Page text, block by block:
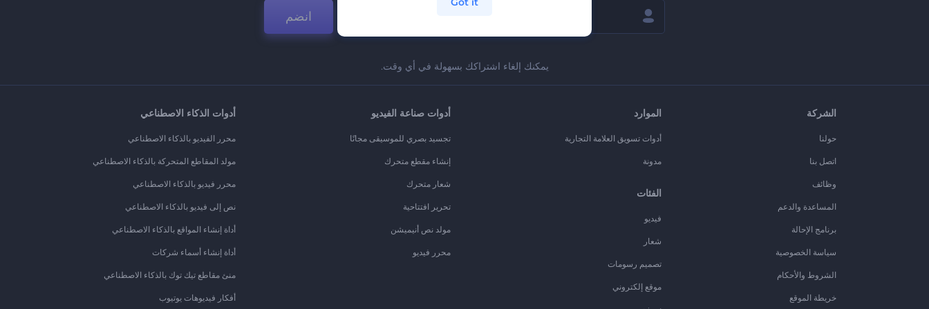
انضم
يمكنك إلغاء اشتراكك بسهولة في أي وقت.
الشركة
حولنا
اتصل بنا
وظائف
المساعدة والدعم
برنامج الإحالة
سياسة الخصوصية
الشروط والأحكام
خريطة الموقع
الموارد
أدوات تسويق العلامة التجارية
مدونة
الفئات
فيديو
شعار
تصميم رسومات
موقع إلكتروني
أدوات صناعة الفيديو
تجسيد بصري للموسيقى مجانًا
إنشاء مقطع متحرك
شعار متحرك
تحرير افتتاحية
مولد نص أنيميشن
محرر فيديو
أدوات الذكاء الاصطناعي
محرر الفيديو بالذكاء الاصطناعي
مولد المقاطع المتحركة بالذكاء الاصطناعي
محرر فيديو بالذكاء الاصطناعي
نص إلى فيديو بالذكاء الاصطناعي
أداة إنشاء المواقع بالذكاء الاصطناعي
أداة إنشاء أسماء شركات
منئ مقاطع تيك توك بالذكاء الاصطناعي
أفكار فيديوهات يوتيوب